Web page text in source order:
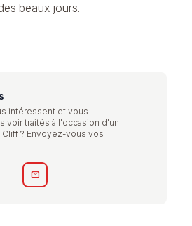
beaux jours.
intéressent et vous
voir traités à l'occasion d'un
? Envoyez-vous vos
mail